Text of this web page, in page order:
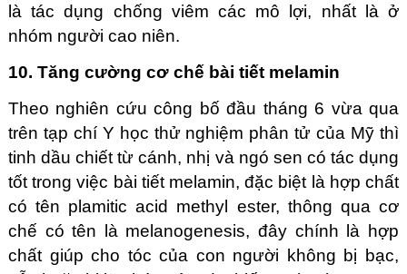
là tác dụng chống viêm các mô lợi, nhất là ở
nhóm người cao niên.
10. Tăng cường cơ chế bài tiết melamin
Theo nghiên cứu công bố đầu tháng 6 vừa qua
trên tạp chí Y học thử nghiệm phân tử của Mỹ thì
tinh dầu chiết từ cánh, nhị và ngó sen có tác dụng
tốt trong việc bài tiết melamin, đặc biệt là hợp chất
có tên plamitic acid methyl ester, thông qua cơ
chế có tên là melanogenesis, đây chính là hợp
chất giúp cho tóc của con người không bị bạc,